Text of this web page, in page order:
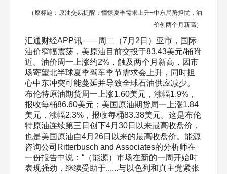
（原标题：原油交易提醒：憧憬夏季需求上升+中东局势担忧，油
价创两个月新高）
汇通财经APP讯——周二（7月2日）亚市，国际
油价窄幅震荡，美原油目前交投于83.43美元/桶附
近。油价周一上涨约2%，触及两个月新高，因市
场寄望北半球夏季驾车季节需求会上升，同时担
心中东冲突可能蔓延并导致全球石油供应减少。
布伦特原油期货周一上涨1.60美元，涨幅1.9%，
报收每桶86.60美元；美国原油期货周一上涨1.84
美元，涨幅2.3%，报收每桶83.38美元。这是布伦
特原油连续第三日创下4月30日以来最高收盘价，
也是美国原油自4月26日以来的最高收盘价。能源
咨询公司Ritterbusch and Associates的分析师在
一份报告中说：“（能源）市场在新的一周开始时
表现强劲，继续受助于......与以色列和真主党紧张